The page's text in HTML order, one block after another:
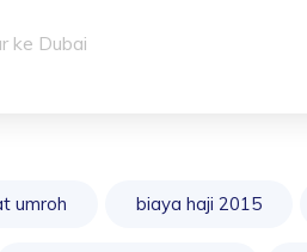
ke Dubai
umroh biaya haji 2015